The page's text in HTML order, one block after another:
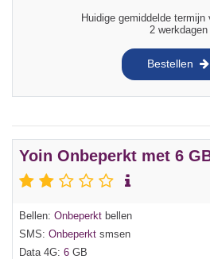
Huidige gemiddelde termijn
2 werkdagen
Bestellen
Yoin Onbeperkt met 6
Bellen: Onbeperkt bellen
SMS: Onbeperkt smsen
Data 4G: 6 GB